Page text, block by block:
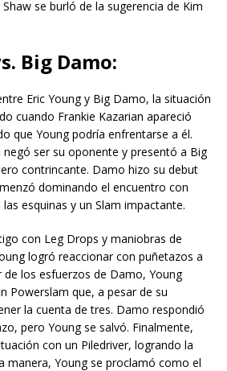
se burló de la sugerencia de Kim
Big Damo:
Eric Young y Big Damo, la situación
cuando Frankie Kazarian apareció
que Young podría enfrentarse a él.
ser su oponente y presentó a Big
contrincante. Damo hizo su debut
dominando el encuentro con
esquinas y un Slam impactante.
con Leg Drops y maniobras de
logró reaccionar con puñetazos a
de los esfuerzos de Damo, Young
Powerslam que, a pesar de su
la cuenta de tres. Damo respondió
pero Young se salvó. Finalmente,
con un Piledriver, logrando la
manera, Young se proclamó como el